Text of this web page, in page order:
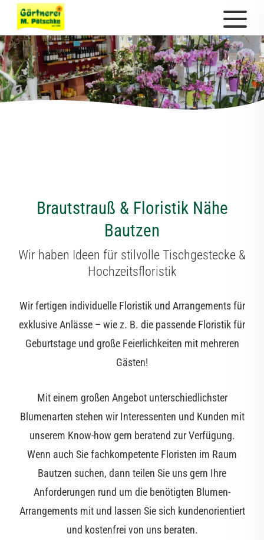
Brautstrauß & Floristik Nähe
Bautzen
Wir haben Ideen für stilvolle Tischgestecke &
Hochzeitsfloristik
Wir fertigen individuelle Floristik und Arrangements für
exklusive Anlässe – wie z. B. die passende Floristik für
Geburtstage und große Feierlichkeiten mit mehreren
Gästen!
Mit einem großen Angebot unterschiedlichster
Blumenarten stehen wir Interessenten und Kunden mit
unserem Know-how gern beratend zur Verfügung.
Wenn auch Sie fachkompetente Floristen im Raum
Bautzen suchen, dann teilen Sie uns gern Ihre
Anforderungen rund um die benötigten Blumen-
Arrangements mit und lassen Sie sich kundenorientiert
und kostenfrei von uns beraten.